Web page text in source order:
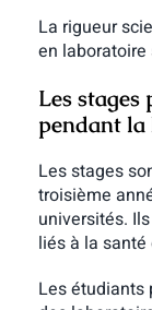
La rigueur
en
Les
pendant la
Les stages
troisième
universités.
liés à la
Les étudiants